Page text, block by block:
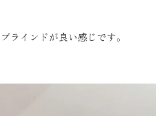
ラインドが良い感じです。